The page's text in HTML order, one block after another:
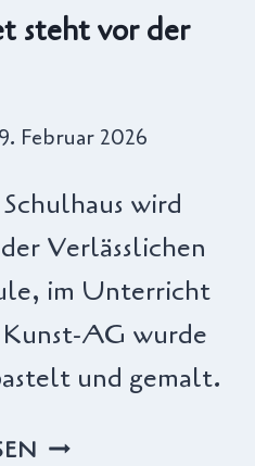
steht vor der
9. Februar 2026
wird
Verlässlichen
im Unterricht
AG wurde
und gemalt.
DIE